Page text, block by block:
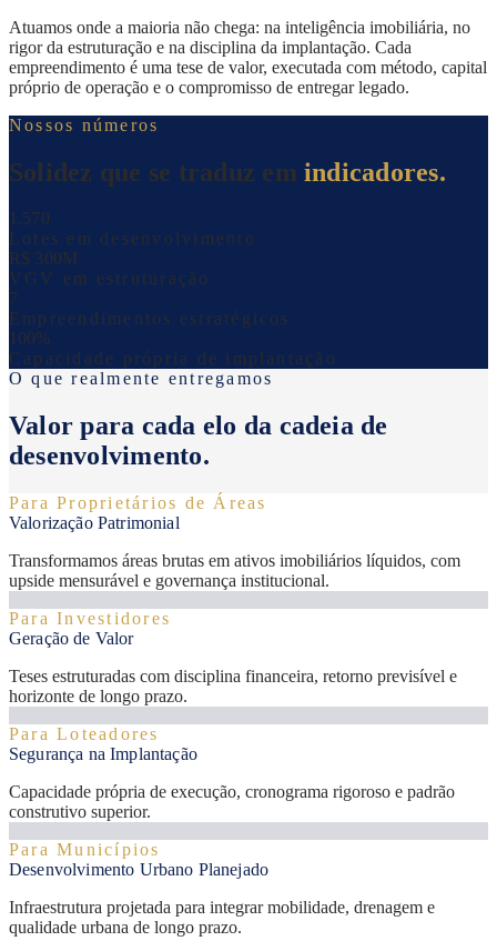
Atuamos onde a maioria não chega: na inteligência imobiliária, no
rigor da estruturação e na disciplina da implantação. Cada
empreendimento é uma tese de valor, executada com método, capital
próprio de operação e o compromisso de entregar legado.
Nossos números
Solidez que se traduz emindicadores.
1.570
Lotes em desenvolvimento
R$ 300M
VGV em estruturação
7
Empreendimentos estratégicos
100%
Capacidade própria de implantação
O que realmente entregamos
Valor para cada elo da cadeia de
desenvolvimento.
Para Proprietários de Áreas
Valorização Patrimonial
Transformamos áreas brutas em ativos imobiliários líquidos, com
upside mensurável e governança institucional.
Para Investidores
Geração de Valor
Teses estruturadas com disciplina financeira, retorno previsível e
horizonte de longo prazo.
Para Loteadores
Segurança na Implantação
Capacidade própria de execução, cronograma rigoroso e padrão
construtivo superior.
Para Municípios
Desenvolvimento Urbano Planejado
Infraestrutura projetada para integrar mobilidade, drenagem e
qualidade urbana de longo prazo.